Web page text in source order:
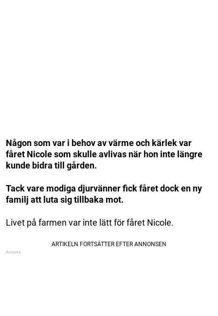
Någon som var i behov av värme och kärlek var
fåret Nicole som skulle avlivas när hon inte längre
kunde bidra till gården.
Tack vare modiga djurvänner fick fåret dock en ny
familj att luta sig tillbaka mot.
Livet på farmen var inte lätt för fåret Nicole.